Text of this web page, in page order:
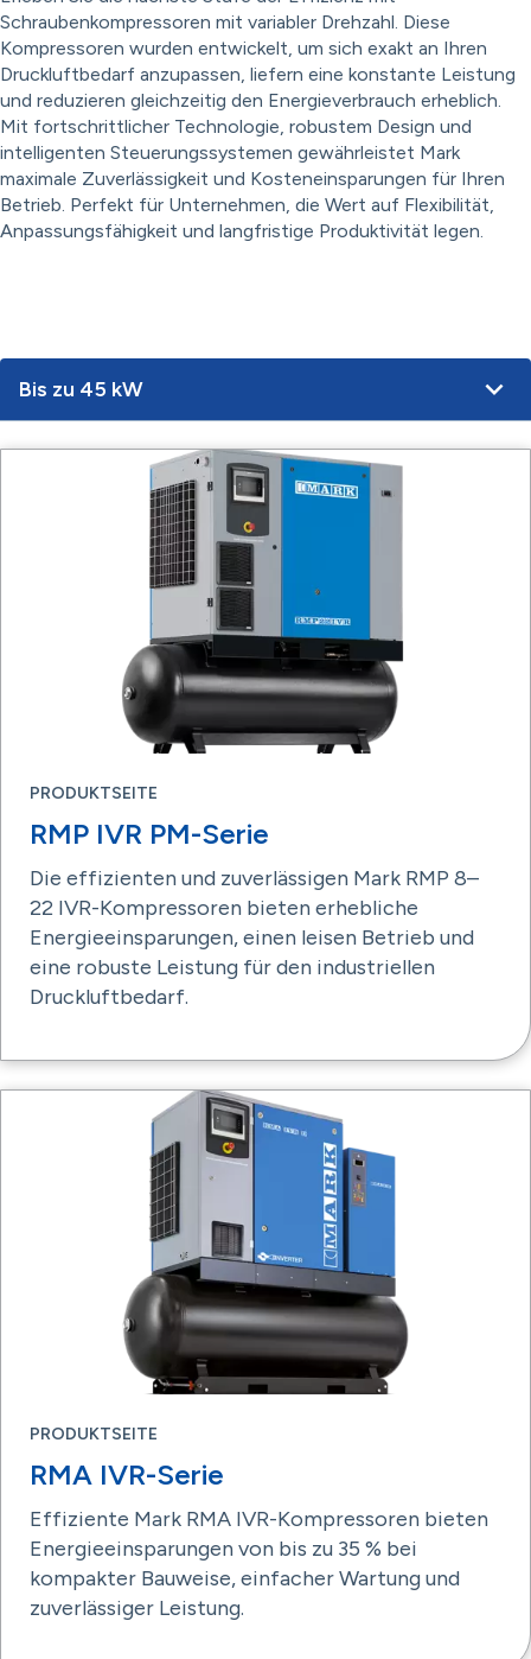
Schraubenkompressoren mit variabler Drehzahl. Diese
Kompressoren wurden entwickelt, um sich exakt an Ihren
Druckluftbedarf anzupassen, liefern eine konstante Leistung
und reduzieren gleichzeitig den Energieverbrauch erheblich.
Mit fortschrittlicher Technologie, robustem Design und
intelligenten Steuerungssystemen gewährleistet Mark
maximale Zuverlässigkeit und Kosteneinsparungen für Ihren
Betrieb. Perfekt für Unternehmen, die Wert auf Flexibilität,
Anpassungsfähigkeit und langfristige Produktivität legen.
Bis zu 45 kW
PRODUKTSEITE
RMP IVR PM-Serie
Die effizienten und zuverlässigen Mark RMP 8–
22 IVR-Kompressoren bieten erhebliche
Energieeinsparungen, einen leisen Betrieb und
eine robuste Leistung für den industriellen
Druckluftbedarf.
PRODUKTSEITE
RMA IVR-Serie
Effiziente Mark RMA IVR-Kompressoren bieten
Energieeinsparungen von bis zu 35 % bei
kompakter Bauweise, einfacher Wartung und
zuverlässiger Leistung.